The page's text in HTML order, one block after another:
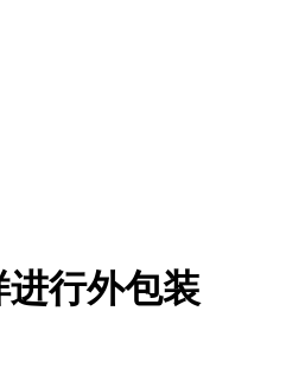
行外包装